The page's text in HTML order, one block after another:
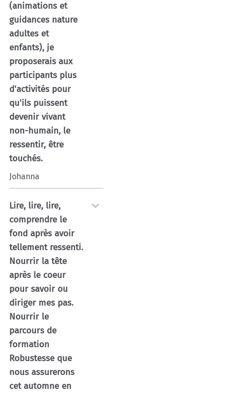
(animations et
guidances nature
adultes et
enfants), je
proposerais aux
participants plus
d'activités pour
qu'ils puissent
devenir vivant
non-humain, le
ressentir, être
touchés.
Johanna
Lire, lire, lire,
comprendre le
fond après avoir
tellement ressenti.
Nourrir la tête
après le coeur
pour savoir ou
diriger mes pas.
Nourrir le
parcours de
formation
Robustesse que
nous assurerons
cet automne en